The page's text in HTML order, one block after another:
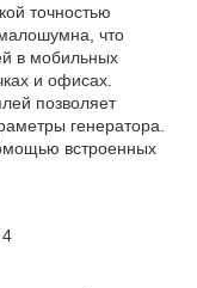
точностью
что
в мобильных
и офисах.
позволяет
генератора.
встроенных